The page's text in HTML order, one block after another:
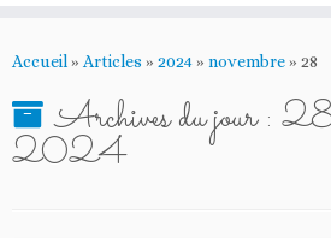
auAccueil » Articles » 2024» novembre» 28
Archives du jour : 28
2024